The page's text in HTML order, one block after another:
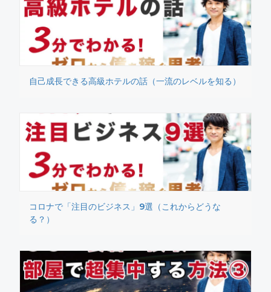
自己成長できる高級ホテルの話（一流のレベルを知る）
コロナで「注目のビジネス」9選（これからどうな
る？）